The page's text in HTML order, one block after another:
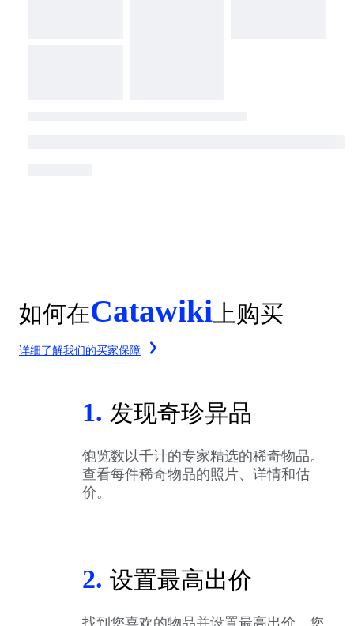
如何在Catawiki 上购买
详细了解我们的买家保障
1. 发现奇珍异品
饱览数以千计的专家精选的稀奇物品。
查看每件稀奇物品的照片、详情和估
价。
2. 设置最高出价
找到您喜欢的物品并设置最高出价。您